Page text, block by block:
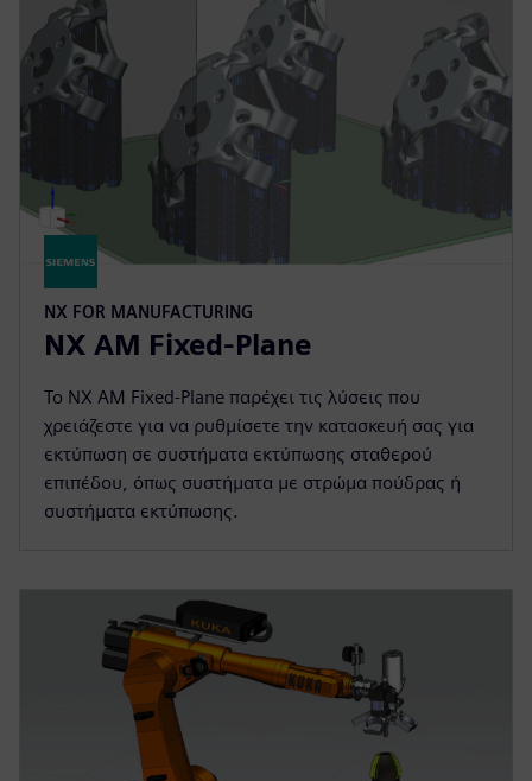
NX FOR MANUFACTURING
NX AM Fixed-Plane
Το NX AM Fixed-Plane παρέχει τις λύσεις που
χρειάζεστε για να ρυθμίσετε την κατασκευή σας για
εκτύπωση σε συστήματα εκτύπωσης σταθερού
επιπέδου, όπως συστήματα με στρώμα πούδρας ή
συστήματα εκτύπωσης.